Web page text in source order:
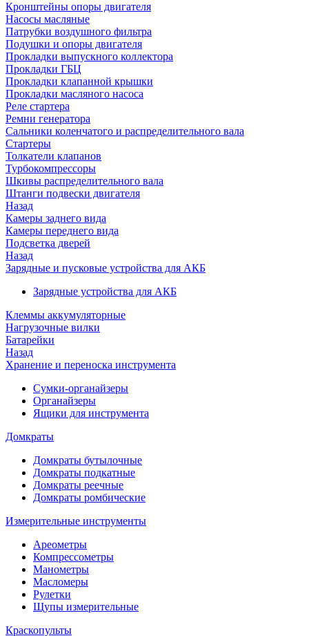
Кронштейны опоры двигателя
Насосы масляные
Патрубки воздушного фильтра
Подушки и опоры двигателя
Прокладки выпускного коллектора
Прокладки ГБЦ
Прокладки клапанной крышки
Прокладки масляного насоса
Реле стартера
Ремни генератора
Сальники коленчатого и распределительного вала
Стартеры
Толкатели клапанов
Турбокомпрессоры
Шкивы распределительного вала
Штанги подвески двигателя
Назад
Камеры заднего вида
Камеры переднего вида
Подсветка дверей
Назад
Зарядные и пусковые устройства для АКБ
Зарядные устройства для АКБ
Клеммы аккумуляторные
Нагрузочные вилки
Батарейки
Назад
Хранение и переноска инструмента
Сумки-органайзеры
Органайзеры
Ящики для инструмента
Домкраты
Домкраты бутылочные
Домкраты подкатные
Домкраты реечные
Домкраты ромбические
Измерительные инструменты
Ареометры
Компрессометры
Манометры
Масломеры
Рулетки
Щупы измерительные
Краскопульты